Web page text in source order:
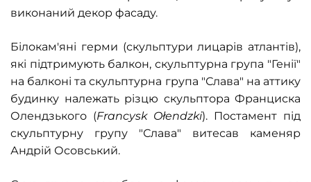
виконаний декор фасаду.
Білокам'яні герми (скульптури лицарів атлантів),
які підтримують балкон, скульптурна група "Генії"
на балконі та скульптурна група "Слава" на аттику
будинку належать різцю скульптора Франциска
Олендзького (Francysk Ołendzki). Постамент під
скульптурну групу "Слава" витесав каменяр
Андрій Осовський.